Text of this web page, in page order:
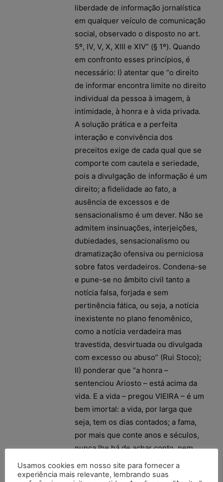
liberdade de informação jornalística
em qualquer veículo de comunicação
social, observado o disposto no art.
5º, IV, V, X, XIII e XIV” (§ 1º). Quando
em confronto esses princípios, é
necessário: I) atentar que “o direito
de informar encontra limite no direito
individual da pessoa à imagem, à
intimidade, à honra e à vida privada.
A solução prática e a perfeita
interação e convivência dos
preceitos exige de cada qual que se
comporte com cautela e seriedade,
pois a divulgação de informação é um
direito; a fidelidade ao fato, a
ausência de excessos e de
sensacionalismo é um dever. Não se
admitem insinuações, interjeições,
dubiedades, sensacionalismo ou
dramatização ofensiva ou perniciosa
sobre fatos verdadeiros. Condena-se
e pune-se no âmbito civil tanto a
notícia falsa, forjada e sem
pertinência fática, ou seja, a notícia
inexistente no plano fenomênico,
como a notícia verdadeira mas
travestida, desvirtuada ou divulgada
com excesso ou abuso” (Rui Stoco);
II) ponderar que “a honra –
sentenciou Ariosto – está acima da
vida. E a vida – pregou VIEIRA – é um
bem imortal: a vida, por larga que
seja, tem os dias contados; a fama,
por mais que conte anos e séculos,
nunca lhe há de achar conto, nem
fim, porque os seus são eternos: a
vida conserva-se em um só corpo,
Usamos cookies em nosso site para fornecer a
experiência mais relevante, lembrando suas